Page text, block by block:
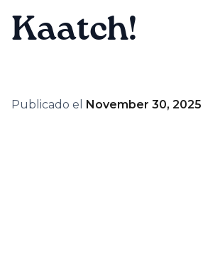
Kaatch!
Publicado el November 30, 2025